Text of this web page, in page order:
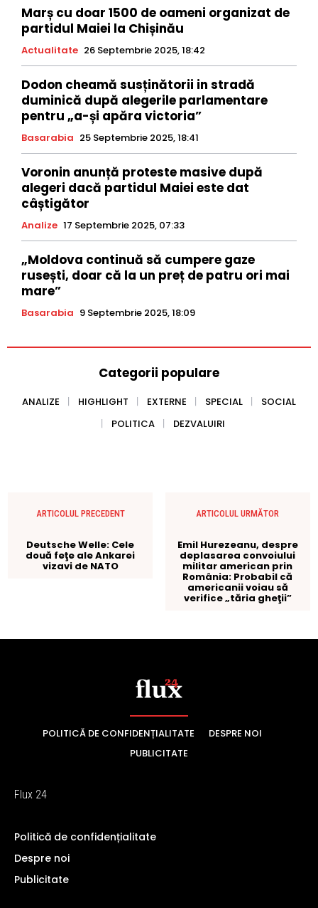
POLITICĂ DE CONFIDENȚIALITATE
DESPRE NOI
PUBLICITATE
Flux 24
Politică de confidențialitate
Despre noi
Publicitate